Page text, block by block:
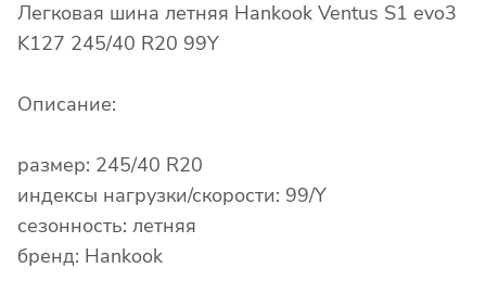
Легковая шина летняя Hankook Ventus S1 evo3
K127 245/40 R20 99Y
Описание:
размер: 245/40 R20
индексы нагрузки/скорости: 99/Y
сезонность: летняя
бренд: Hankook